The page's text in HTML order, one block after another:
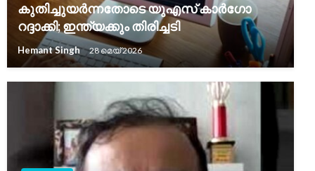
കുതിച്ചുയർന്നതോടെ യുഎസ് കാർഗോ
റദ്ദാക്കി; ഇന്ത്യക്കും തിരിച്ചടി
Hemant Singh 28 മെയ്‌ 2026